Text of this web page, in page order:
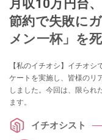
月収10万円台
節約で失敗に
メン一杯」を
【私のイチオシ】イチオ
ケートを実施し、皆様のリ
しました。今回は、限られ
ます。
イチオシスト